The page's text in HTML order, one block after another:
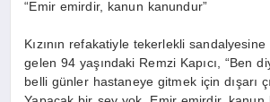
“Emir emirdir, kanun kanundur”
Kızının refakatiyle tekerlekli
gelen 94 yaşındaki Remzi Kapıcı, “Ben
belli günler hastaneye gitmek için dışarı